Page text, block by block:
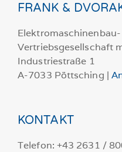
FRANK &
Vertriebsgesellschaft
Industriestraße 1
A-7033 Pöttsching |
KONTAKT
Telefon: +43 2631 /